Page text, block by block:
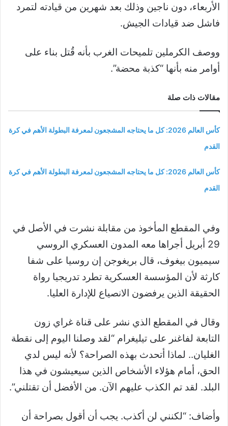
الأربعاء، دون ناجين وذلك بعد شهرين من قيادته لتمرد
فاشل ضد قيادات الجيش.
ووصف الكرملين تلميحات الغرب بأنه قُتل بناء على
أوامر منه بأنها “كذبة محضة”.
مقالات ذات صلة
كأس العالم 2026: كل ما يحتاجه المشجعون لمعرفة البطولة الأهم في كرة
القدم
كأس العالم 2026: كل ما يحتاجه المشجعون لمعرفة البطولة الأهم في كرة
القدم
وفي المقطع المأخوذ من مقابلة نشرت في الأصل في
29 أبريل أجراها معه المدون العسكري الروسي
سيميون بيغوف، قال بريغوجن إن روسيا على شفا
كارثة لأن المؤسسة العسكرية تطرد تدريجيا رواة
الحقيقة الذين يرفضون الانصياع للإدارة العليا.
وقال في المقطع الذي نشر على قناة غراي زون
التابعة لفاغنر على تيليغرام “لقد وصلنا اليوم إلى نقطة
الغليان.. لماذا أتحدث بهذه الصراحة؟ لأنه ليس لدي
الحق، أمام هؤلاء الأشخاص الذين سيعيشون في هذا
البلد. لقد تم الكذب عليهم الآن. من الأفضل أن تقتلني”.
وأضاف: “لكنني لن أكذب. يجب أن أقول بصراحة أن